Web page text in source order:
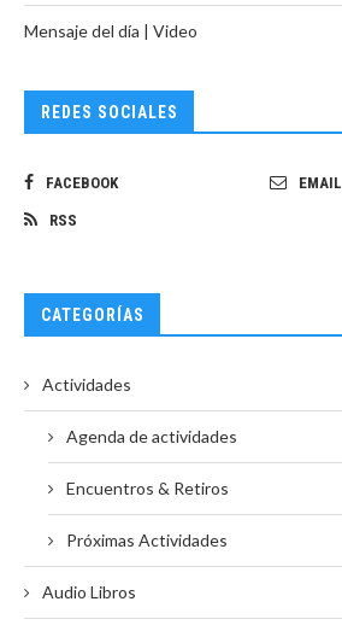
Mensaje del día | Video
REDES SOCIALES
FACEBOOK EMAIL
RSS
CATEGORÍAS
Actividades
Agenda de actividades
Encuentros & Retiros
Próximas Actividades
Audio Libros